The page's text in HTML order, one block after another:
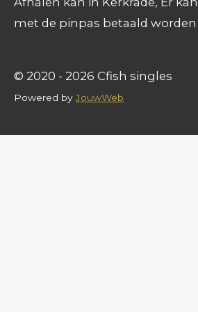
met de pinpas betaald worden
© 2020 - 2026 Cfish singles
Powered byJouwWeb